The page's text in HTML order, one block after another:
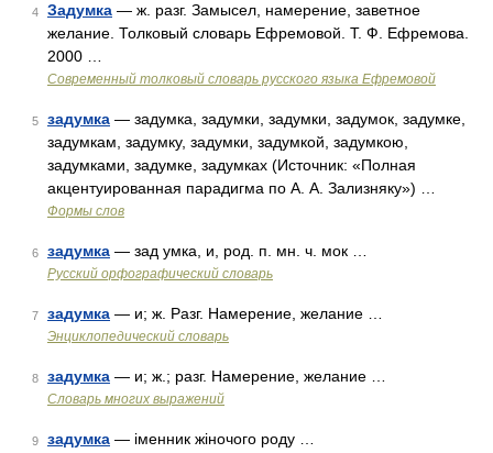
4 Задумка — ж. разг. Замысел, намерение, заветное
желание. Толковый словарь Ефремовой. Т. Ф. Ефремова.
2000 …
Современный толковый словарь русского языка Ефремовой
5 задумка — задумка, задумки, задумки, задумок, задумке,
задумкам, задумку, задумки, задумкой, задумкою,
задумками, задумке, задумках (Источник: «Полная
акцентуированная парадигма по А. А. Зализняку») …
Формы слов
6 задумка — зад умка, и, род. п. мн. ч. мок …
Русский орфографический словарь
7 задумка — и; ж. Разг. Намерение, желание …
Энциклопедический словарь
8 задумка — и; ж.; разг. Намерение, желание …
Словарь многих выражений
9 задумка — іменник жіночого роду …